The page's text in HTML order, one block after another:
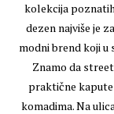
kolekcija
dezen najviše je
modni brend koji u
Znamo da
praktične
komadima. Na